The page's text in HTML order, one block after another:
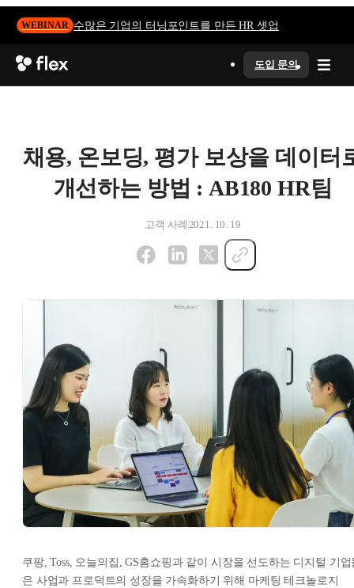
WEBINAR 수많은 기업의 터닝포인트를 만든 HR 셋업
도입 문의
채용, 온보딩, 평가 보상을 데이터
개선하는 방법 : AB180 HR팀
고객 사례 2021. 10. 19
쿠팡, Toss, 오늘의집, GS홈쇼핑과 같이 시장을 선도하는 디지털 기업
은 사업과 프로덕트의 성장을 가속화하기 위해 마케팅 테크놀로지